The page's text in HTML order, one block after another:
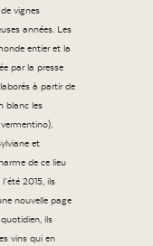
vignes
années. Les
entier et la
par la presse
à partir de
blanc les
et
de ce lieu
2015, ils
nouvelle page
ils
vins qui en